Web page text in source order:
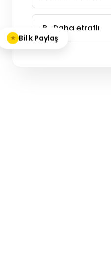
★ Bilik Paylaş
B Daha ətraflı